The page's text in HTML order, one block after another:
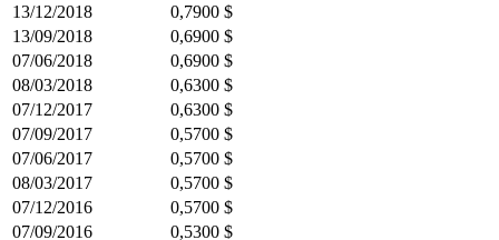
13/12/2018
0,7900 $
13/09/2018
0,6900 $
07/06/2018
0,6900 $
08/03/2018
0,6300 $
07/12/2017
0,6300 $
07/09/2017
0,5700 $
07/06/2017
0,5700 $
08/03/2017
0,5700 $
07/12/2016
0,5700 $
07/09/2016
0,5300 $